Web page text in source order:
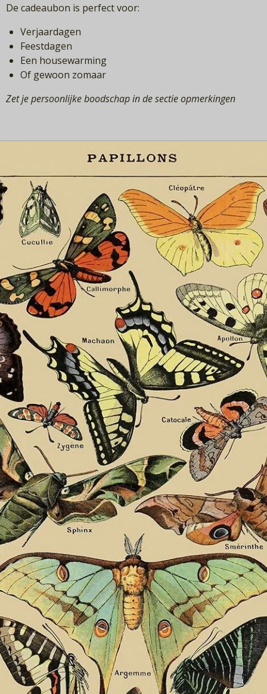
De cadeaubon is perfect voor:
Verjaardagen
Feestdagen
Een housewarming
Of gewoon zomaar
Zet je persoonlijke boodschap in de sectie opmerkingen